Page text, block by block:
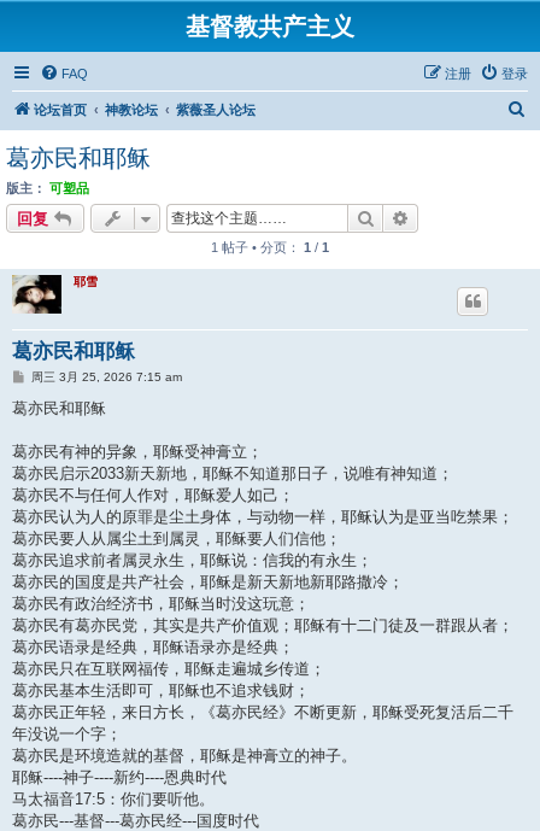
基督教共产主义
FAQ 登录
注册
论坛首页 神教论坛 紫薇圣人论坛
葛亦民和耶稣
版主： 可塑品
回复 搜索
1 帖子 • 分页： 1 / 1
耶雪
葛亦民和耶稣
帖周三 3月 25, 2026 7:15 am
葛亦民和耶稣
葛亦民有神的异象，耶稣受神膏立；
葛亦民启示2033新天新地，耶稣不知道那日子，说唯有神知道；
葛亦民不与任何人作对，耶稣爱人如己；
葛亦民认为人的原罪是尘土身体，与动物一样，耶稣认为是亚当吃禁果；
葛亦民要人从属尘土到属灵，耶稣要人们信他；
葛亦民追求前者属灵永生，耶稣说：信我的有永生；
葛亦民的国度是共产社会，耶稣是新天新地新耶路撒冷；
葛亦民有政治经济书，耶稣当时没这玩意；
葛亦民有葛亦民党，其实是共产价值观；耶稣有十二门徒及一群跟从者；
葛亦民语录是经典，耶稣语录亦是经典；
葛亦民只在互联网福传，耶稣走遍城乡传道；
葛亦民基本生活即可，耶稣也不追求钱财；
葛亦民正年轻，来日方长，《葛亦民经》不断更新，耶稣受死复活后二千
年没说一个字；
葛亦民是环境造就的基督，耶稣是神膏立的神子。
耶稣----神子----新约----恩典时代
马太福音17:5：你们要听他。
葛亦民---基督---葛亦民经---国度时代